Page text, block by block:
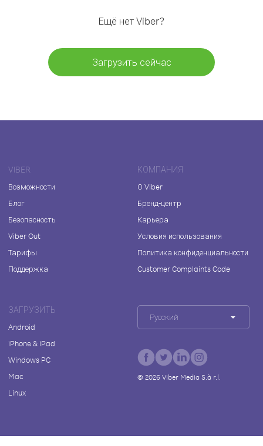
Ещё нет Viber?
Загрузить сейчас
VIBER
Возможности
Блог
Безопасность
Viber Out
Тарифы
Поддержка
КОМПАНИЯ
О Viber
Бренд-центр
Карьера
Условия использования
Политика конфиденциальности
Customer Complaints Code
ЗАГРУЗИТЬ
Android
iPhone & iPad
Windows PC
Mac
Linux
Русский
© 2026Viber Media S.à r.l.